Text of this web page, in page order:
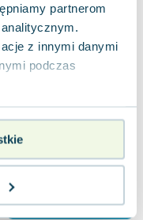
partnerom
z innymi danymi
podczas
Peszek
mogą utkwić w ludzkim
po upływie lat jedynym
się od nic...
Do koszyka